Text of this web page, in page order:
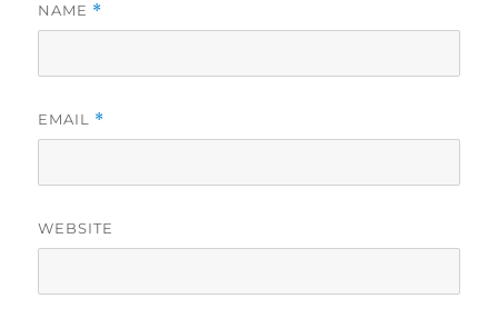
NAME *
EMAIL *
WEBSITE